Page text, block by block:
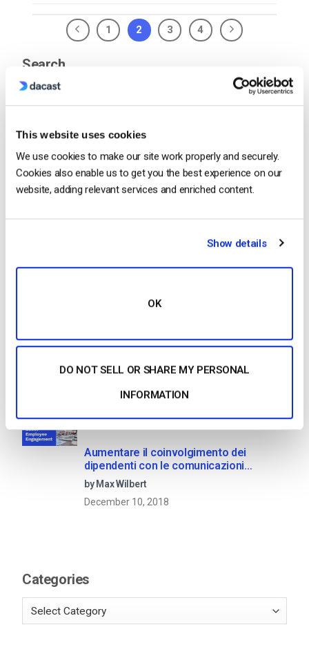
This website uses cookies
We use cookies to make our site work properly and securely.
Cookies also enable us to get you the best experience on our
website, adding relevant services and enriched content.
Show details
OK
DO NOT SELL OR SHARE MY PERSONAL
INFORMATION
1 2 3 4
Search
Recent
Come trasmettere in diretta da un
April 23, 2025
media in streaming
by Jon Whitehead
Aumentare il coinvolgimento dei
dipendenti con le comunicazioni
aziendali in live streaming
by Max Wilbert
December 10, 2018
Categories